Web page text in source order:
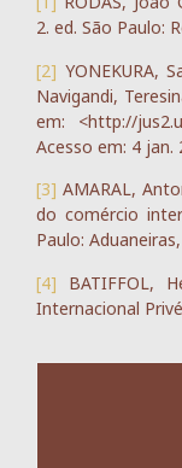
2. ed. São Paulo:
[2] YONEKURA,
Navigandi,
em: <http://
Acesso em: 4 jan.
[3] AMARAL,
do comércio
Paulo:
[4] BATIFFOL,
Internacional